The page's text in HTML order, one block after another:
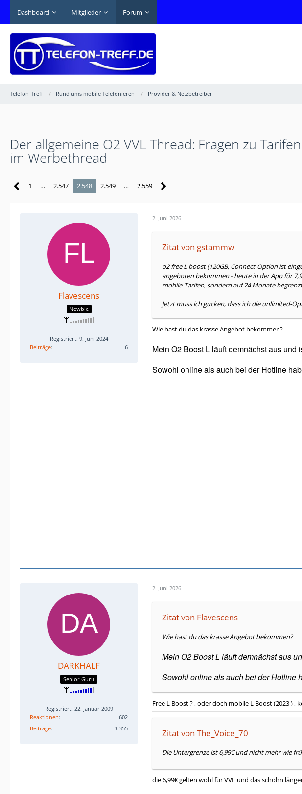
Dashboard Mitglieder Forum
Telefon-Treff Rund ums mobile Telefonieren Provider & Netzbetreiber
Der allgemeine O2 VVL Thread: Fragen zu
im Werbethread
1 … 2.547 2.548 2.549 … 2.559
Flavescens
Newbie
Registriert: 9. Juni 2024
Beiträge
6
2. Juni 2026
Zitat von gstammw
o2 free L boost (120GB, Connect-Option ist
angeboten bekommen - heute in der App für
mobile-Tarifen, sondern auf 24 Monate
Jetzt muss ich gucken, dass ich die unlimited-
Wie hast du das krasse Angebot bekommen?
Mein O2 Boost L läuft demnächst aus
Sowohl online als auch bei der Hotline
DARKHALF
Senior Guru
Registriert: 22. Januar 2009
Reaktionen
602
Beiträge
3.355
2. Juni 2026
Zitat von Flavescens
Wie hast du das krasse Angebot bekommen?
Mein O2 Boost L läuft demnächst aus
Sowohl online als auch bei der Hotline
Free L Boost ? , oder doch mobile L Boost (2023 ) ,
Zitat von The_Voice_70
Die Untergrenze ist 6,99€ und nicht mehr wie
die 6,99€ gelten wohl für VVL und das schohn